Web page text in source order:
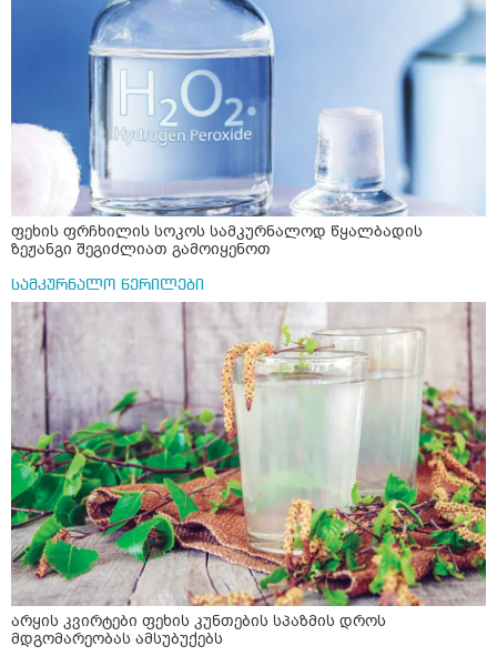
ფეხის ფრჩხილის სოკოს სამკურნალოდ წყალბადის
ზეჟანგი შეგიძლიათ გამოიყენოთ
სამკურნალო წერილები
არყის კვირტები ფეხის კუნთების სპაზმის დროს
მდგომარეობას ამსუბუქებს